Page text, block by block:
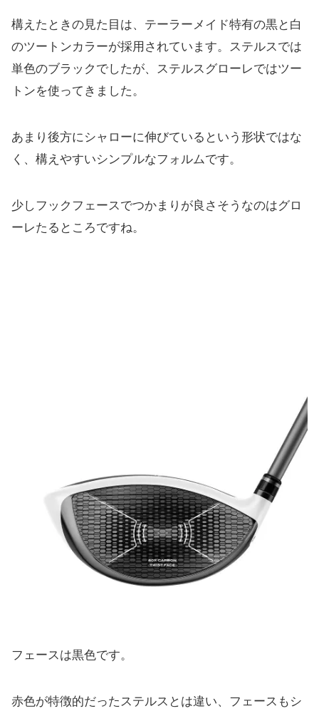
構えたときの見た目は、 テーラーメイド特有の黒と白
のツートンカラーが採用されています。ステルスでは
単色のブラックでしたが、 ステルスグローレではツー
トンを使ってきました。
あまり後方にシャローに伸びているという形状ではな
く、 構えやすいシンプルなフォルムです。
少しフックフェースでつかまりが良さそうなのはグロ
ーレたるとこ ろですね。
フェースは黒色です。
赤色が特徴的だったステルスとは違い、 フェースもシ